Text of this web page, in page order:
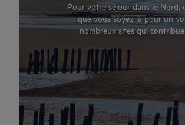
Pour votre séjour dans le
que vous soyez là pour un
nombreux sites qui